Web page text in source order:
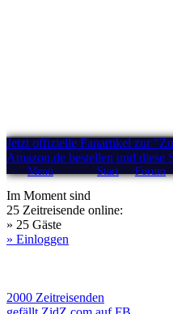
Jetzt offizielle Fanartikel zur
Amazon.de bestellen und diese
Menü Start Forum
Im Moment sind
25 Zeitreisende online:
» 25 Gäste
» Einloggen
2000 Zeitreisenden